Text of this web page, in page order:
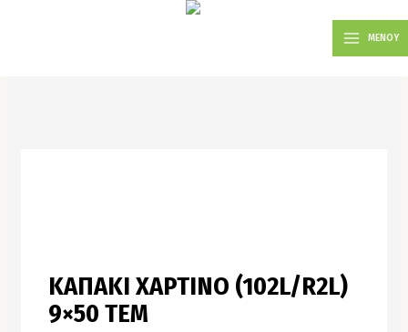
MAIN
MENUΜΕΝΟΥ
ΚΑΠΑΚΙ ΧΑΡΤΙΝΟ (102L/R2L)
9×50 ΤΕΜ